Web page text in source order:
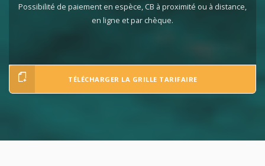
Possibilité de paiement en espèce, CB à proximité ou à distance,
en ligne et par chèque.
TÉLÉCHARGER LA GRILLE TARIFAIRE